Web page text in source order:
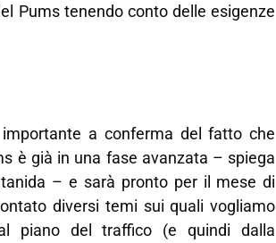
Pums tenendo conto delle esigenze
importante a conferma del fatto che
è già in una fase avanzata – spiega
– e sarà pronto per il mese di
diversi temi sui quali vogliamo
piano del traffico (e quindi dalla